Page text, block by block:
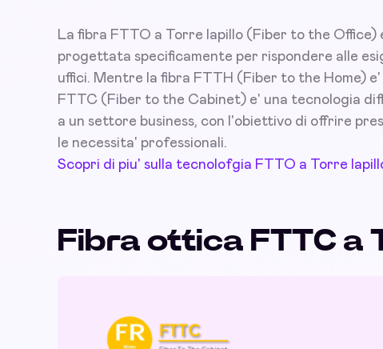
La fibra FTTO a Torre lapillo (Fiber to the
progettata specificamente per rispondere alle
uffici. Mentre la fibra FTTH (Fiber to the Home)
FTTC (Fiber to the Cabinet) e' una tecnologia
a un settore business, con l'obiettivo di offrire
le necessita' professionali.
Scopri di piu' sulla tecnolofgia FTTO a Torre
Fibra ottica FTTC a